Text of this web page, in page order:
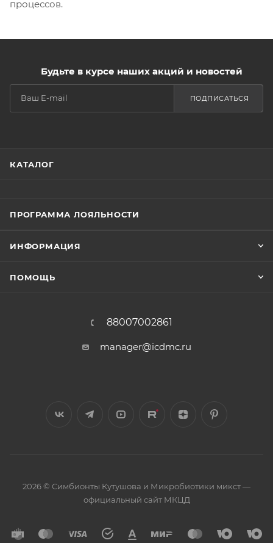
процессов.
Будьте в курсе наших акций и новостей
ПОДПИСАТЬСЯ
КАТАЛОГ
ПРОГРАММА ЛОЯЛЬНОСТИ
ИНФОРМАЦИЯ
ПОМОЩЬ
88007002861
manager@icdmc.ru
2026 © Симбионты Кутушова и Микробиотики микст —
официальный сайт МКЦД